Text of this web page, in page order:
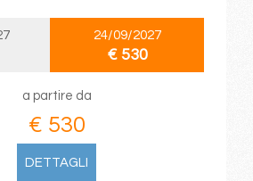
24/09/2027
€ 530
a partire da
€ 530
DETTAGLI